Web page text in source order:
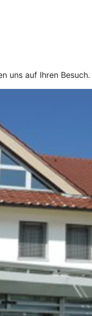
uns auf Ihren Besuch.